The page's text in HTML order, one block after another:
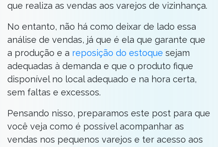
que realiza as vendas aos varejos de vizinhança.
No entanto, não há como deixar de lado essa
análise de vendas, já que é ela que garante que
a produção e a reposição do estoque sejam
adequadas à demanda e que o produto fique
disponível no local adequado e na hora certa,
sem faltas e excessos.
Pensando nisso, preparamos este post para que
você veja como é possível acompanhar as
vendas nos pequenos varejos e ter acesso aos